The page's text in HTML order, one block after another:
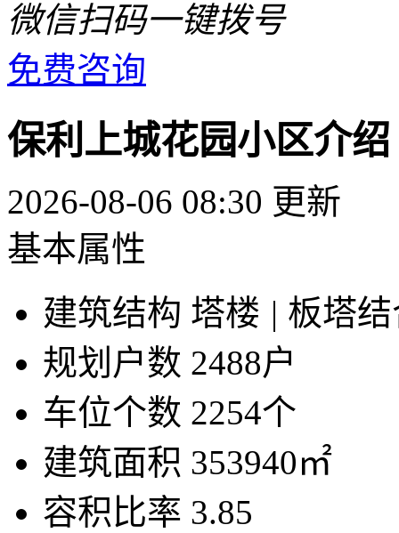
微信扫码一键拨号
免费咨询
保利上城花园小区介绍
2026-08-06 08:30 更新
基本属性
建筑结构 塔楼 | 板塔
规划户数 2488户
车位个数 2254个
建筑面积 353940㎡
容积比率 3.85